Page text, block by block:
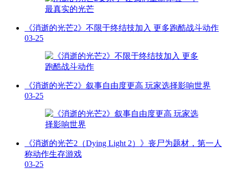
《消逝的光芒2》不限于终结技加入 更多跑酷战斗动作
03-25
《消逝的光芒2》叙事自由度更高 玩家选择影响世界
03-25
《消逝的光芒2（Dying Light 2）》丧尸为题材，第一人
称动作生存游戏
03-25